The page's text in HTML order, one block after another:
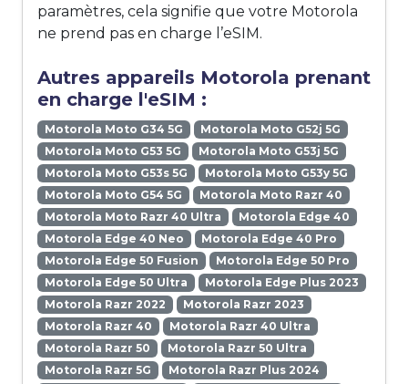
paramètres, cela signifie que votre Motorola
ne prend pas en charge l’eSIM.
Autres appareils Motorola prenant
en charge l'eSIM :
Motorola Moto G34 5G
Motorola Moto G52j 5G
Motorola Moto G53 5G
Motorola Moto G53j 5G
Motorola Moto G53s 5G
Motorola Moto G53y 5G
Motorola Moto G54 5G
Motorola Moto Razr 40
Motorola Moto Razr 40 Ultra
Motorola Edge 40
Motorola Edge 40 Neo
Motorola Edge 40 Pro
Motorola Edge 50 Fusion
Motorola Edge 50 Pro
Motorola Edge 50 Ultra
Motorola Edge Plus 2023
Motorola Razr 2022
Motorola Razr 2023
Motorola Razr 40
Motorola Razr 40 Ultra
Motorola Razr 50
Motorola Razr 50 Ultra
Motorola Razr 5G
Motorola Razr Plus 2024